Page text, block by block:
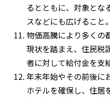
るとともに、対象とな
スなどにも広げること。
物価高騰により多くの
現状を踏まえ、住民税
者に対して給付金を支
年末年始やその前後に
ホテルを確保し、住居